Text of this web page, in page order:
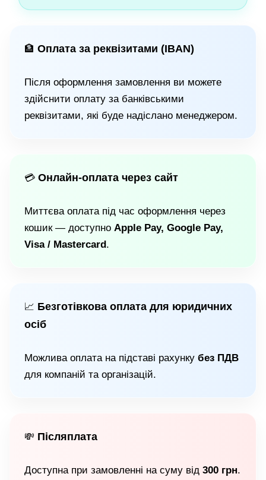
🏦 Оплата за реквізитами (IBAN)
Після оформлення замовлення ви можете
здійснити оплату за банківськими
реквізитами, які буде надіслано менеджером.
💳 Онлайн-оплата через сайт
Миттєва оплата під час оформлення через
кошик — доступно Apple Pay, Google Pay,
Visa / Mastercard.
📈 Безготівкова оплата для юридичних
осіб
Можлива оплата на підставі рахунку без ПДВ
для компаній та організацій.
💸 Післяплата
Доступна при замовленні на суму від 300 грн.